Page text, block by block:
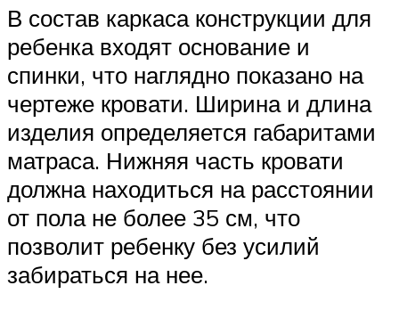
В состав каркаса конструкции для
ребенка входят основание и
спинки, что наглядно показано на
чертеже кровати. Ширина и длина
изделия определяется габаритами
матраса. Нижняя часть кровати
должна находиться на расстоянии
от пола не более 35 см, что
позволит ребенку без усилий
забираться на нее.